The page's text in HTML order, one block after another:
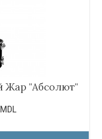
Жар "Абсолют"